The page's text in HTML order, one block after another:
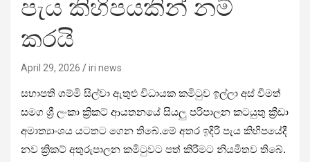
පැය කිහිපයකින් නම්
කරයි
April 29, 2026 iri news
සභාපති ශම්මි සිල්වා ඇතුළු විධායක කමිටුව ඉල්ලා අස් වීමත්
සමග ශ්‍රී ලංකා ක්‍රිකට් ආයතනයේ සියලු පරිපාලන කටයුතු ක්‍රීඩා
අමාත්‍යාංශය යටතට ගෙන ති​බේ.මේ අතර ඉදිරි පැය කිහිපයේදී
නව ක්‍රිකට් අතුරුපාලන කමිටුවට පත් කිරීමට නියමිතව තිබේ.